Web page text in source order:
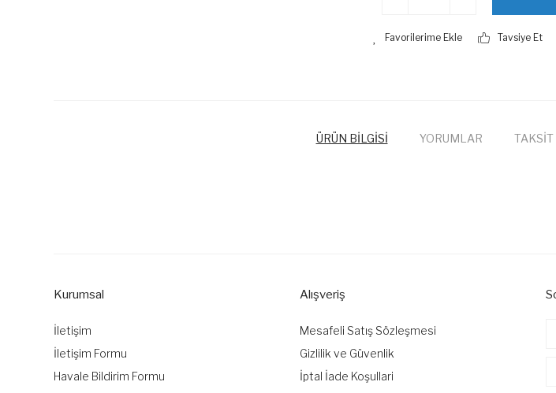
Tavsiye Et
ÜRÜN BİLGİSİ YORUMLAR TAKSİT
Ürün bilgilerinde hatalar bulunuyor.
Bu ürüne benzer farklı alternatifler olmalı.
Kurumsal
İletişim
İletişim Formu
Havale Bildirim Formu
Alışveriş
Mesafeli Satış Sözleşmesi
Gizlilik ve Güvenlik
İptal İade Koşullari